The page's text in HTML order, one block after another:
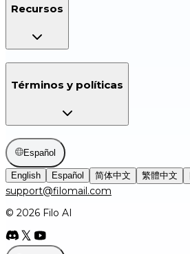
Recursos
Términos y políticas
Español
English Español 简体中文 繁體中文
support@filomail.com
© 2026 Filo AI